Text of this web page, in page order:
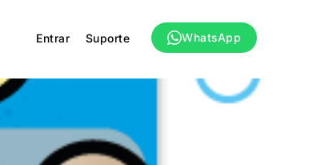
Entrar Suporte WhatsApp